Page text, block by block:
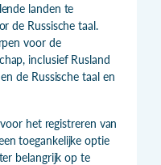
landen te
de Russische taal.
voor de
inclusief Rusland
de Russische taal en
het registreren van
toegankelijke optie
belangrijk op te